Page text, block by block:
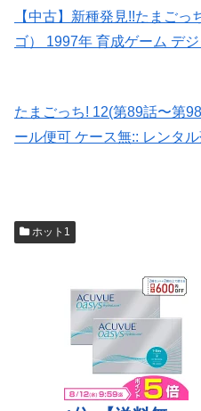
【中古】新種発見!!たまごっ
ゴ） 1997年 育成ゲーム デ
たまごっち! 12(第89話〜第
ール便可 ケース無:: レンタル
ホット1